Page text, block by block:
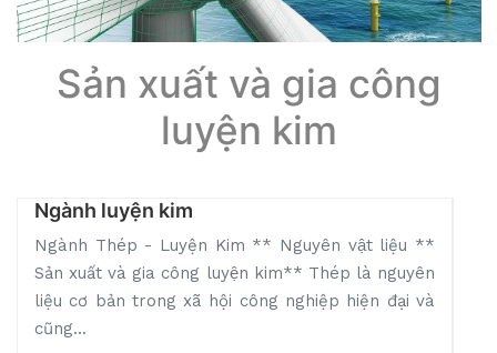
Sản xuất và gia công
luyện kim
Ngành luyện kim
Ngành Thép - Luyện Kim ** Nguyên vật liệu **
Sản xuất và gia công luyện kim** Thép là nguyên
liệu cơ bản trong xã hội công nghiệp hiện đại và
cũng...